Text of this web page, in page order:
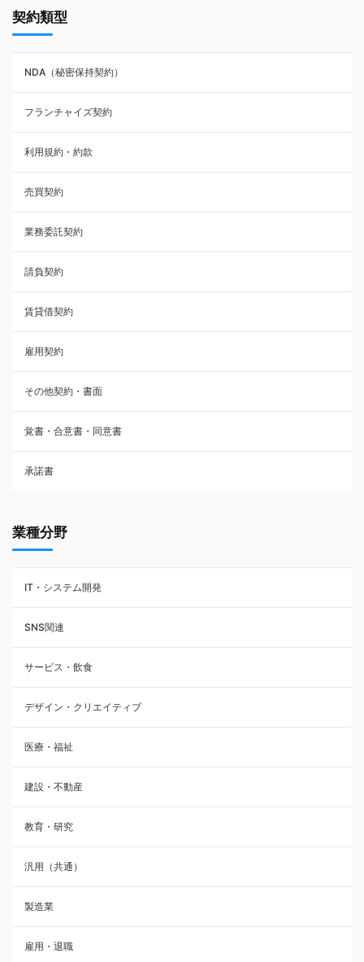
NDA（秘密保持契約）
業務委託契約
利用規約・約款
覚書・合意書・同意書
承諾書
雇用契約
その他契約・書面
売買契約
株主総会議事録・関連書類
請負契約
フランチャイズ契約
賃貸借契約
契約類型
NDA（秘密保持契約）
フランチャイズ契約
利用規約・約款
売買契約
業務委託契約
請負契約
賃貸借契約
雇用契約
その他契約・書面
覚書・合意書・同意書
承諾書
業種分野
IT・システム開発
SNS関連
サービス・飲食
デザイン・クリエイティブ
医療・福祉
建設・不動産
教育・研究
汎用（共通）
製造業
雇用・退職